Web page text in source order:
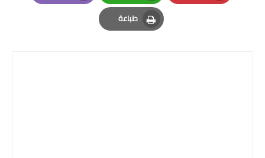
فن ومشاهير
Pinterest
Whatsapp
Email
طباعة
Print